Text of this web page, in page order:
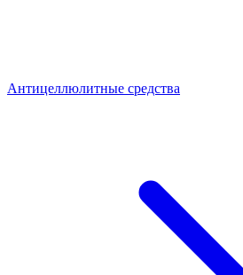
Антицеллюлитные средства